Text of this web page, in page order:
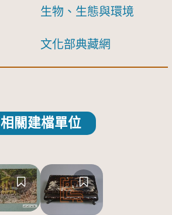
生物、生態與環境
文化部典藏網
相關建檔單位